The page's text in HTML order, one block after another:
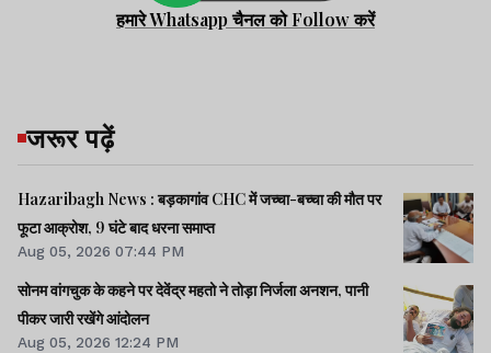
हमारे Whatsapp चैनल को Follow करें
जरूर पढ़ें
Hazaribagh News : बड़कागांव CHC में जच्चा-बच्चा की मौत पर
फूटा आक्रोश, 9 घंटे बाद धरना समाप्त
Aug 05, 2026 07:44 PM
सोनम वांगचुक के कहने पर देवेंद्र महतो ने तोड़ा निर्जला अनशन, पानी
पीकर जारी रखेंगे आंदोलन
Aug 05, 2026 12:24 PM